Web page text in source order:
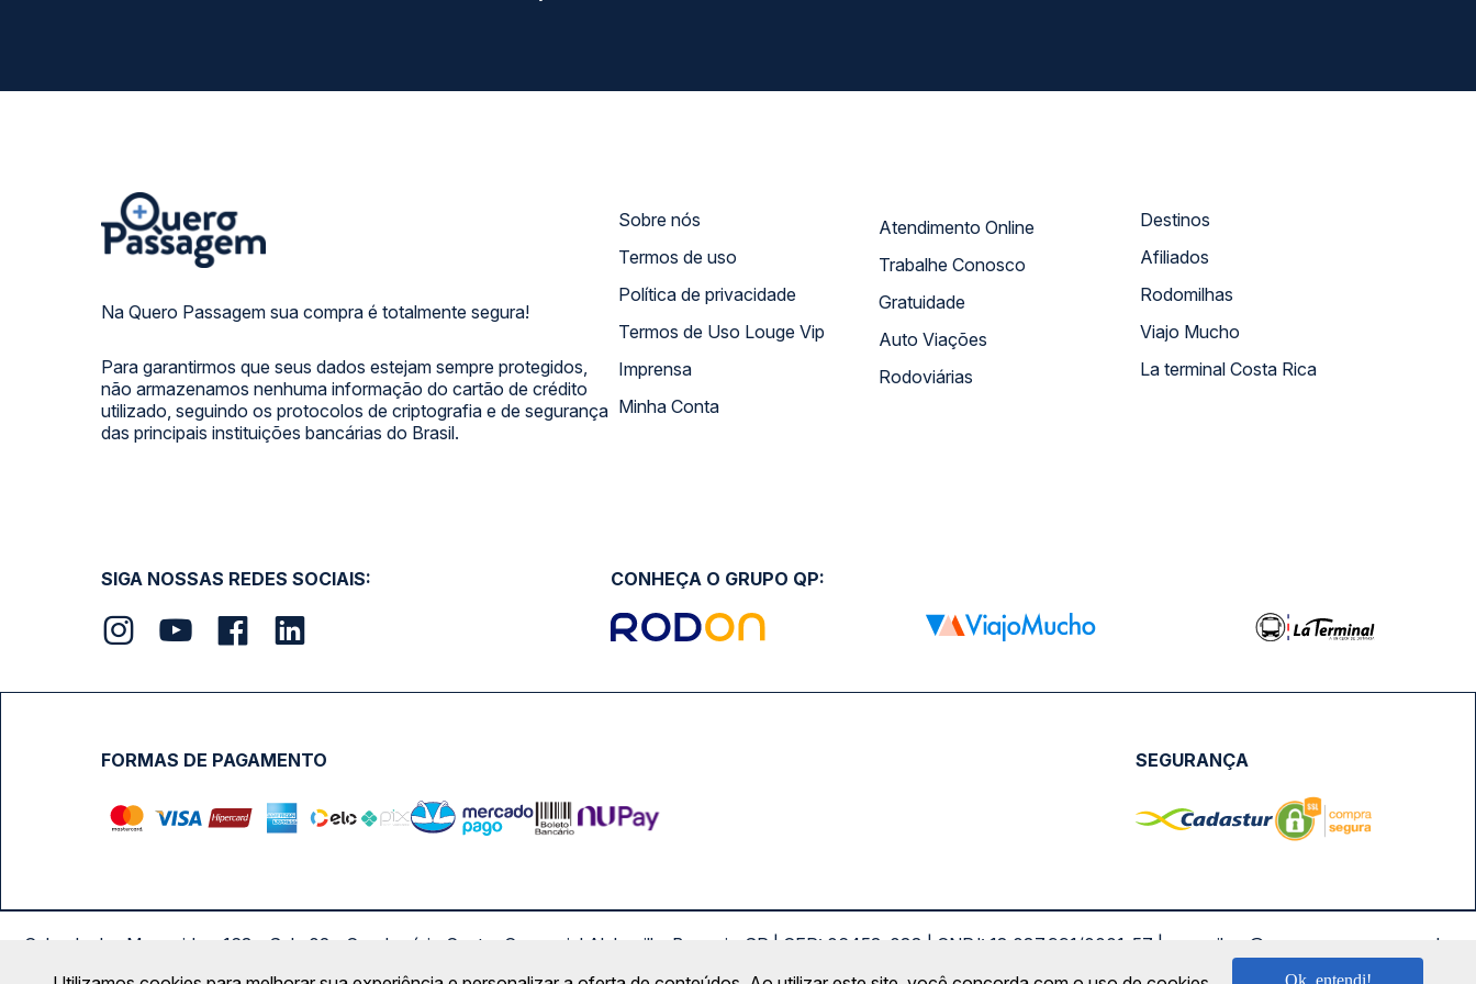
Na Quero Passagem sua compra é totalmente segura!
Para garantirmos que seus dados estejam sempre protegidos,
não armazenamos nenhuma informação do cartão de crédito
utilizado, seguindo os protocolos de criptografia e de segurança
das principais instituições bancárias do Brasil.
Sobre nós
Termos de uso
Política de privacidade
Termos de Uso Louge Vip
Imprensa
Minha Conta
Atendimento Online
Trabalhe Conosco
Gratuidade
Auto Viações
Rodoviárias
Destinos
Afiliados
Rodomilhas
Viajo Mucho
La terminal Costa Rica
SIGA NOSSAS REDES SOCIAIS: CONHEÇA O GRUPO QP:
FORMAS DE PAGAMENTO SEGURANÇA
Calçada das Margaridas, 163 - Sala 02 - Condomínio Centro Comercial Alphaville, Barueri - SP | CEP: 06453-038 | CNPJ: 18.087.991/0001-57 | saconibus@queropassagem.com.br
Copyright 2026 © QueroPassagem.com.br